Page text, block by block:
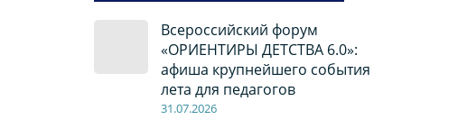
Всероссийский форум
«ОРИЕНТИРЫ ДЕТСТВА 6.0»:
афиша крупнейшего события
лета для педагогов
31.07.2026